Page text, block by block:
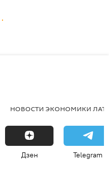
НОВОСТИ ЭКОНОМИКИ
Дзен Telegram